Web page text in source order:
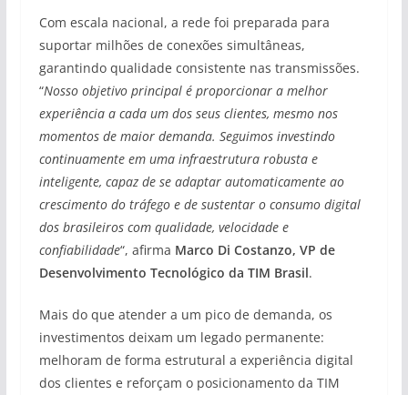
Com escala nacional, a rede foi preparada para
suportar milhões de conexões simultâneas,
garantindo qualidade consistente nas transmissões.
“Nosso objetivo principal é proporcionar a melhor
experiência a cada um dos seus clientes, mesmo nos
momentos de maior demanda. Seguimos investindo
continuamente em uma infraestrutura robusta e
inteligente, capaz de se adaptar automaticamente ao
crescimento do tráfego e de sustentar o consumo digital
dos brasileiros com qualidade, velocidade e
confiabilidade“, afirma Marco Di Costanzo, VP de
Desenvolvimento Tecnológico da TIM Brasil.
Mais do que atender a um pico de demanda, os
investimentos deixam um legado permanente:
melhoram de forma estrutural a experiência digital
dos clientes e reforçam o posicionamento da TIM